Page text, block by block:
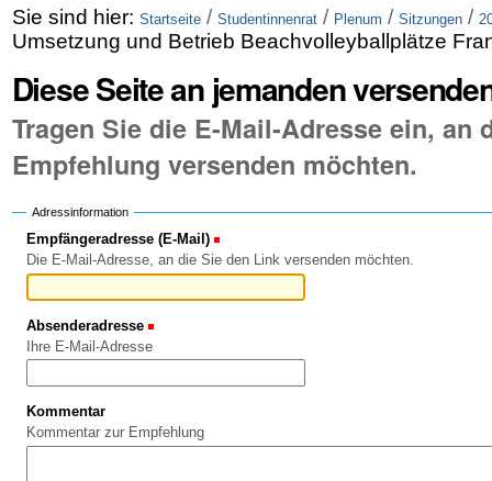
Sie sind hier: Startseite / Studentinnenrat / Plenum / Sitzungen /
Umsetzung und Betrieb Beachvolleyballplätze
Diese Seite an jemanden
Tragen Sie die E-Mail-Adresse ein, an
Empfehlung versenden möchten.
Adressinformation
Empfängeradresse (E-Mail)
Die E-Mail-Adresse, an die Sie den Link versenden möchten.
Absenderadresse
Ihre E-Mail-Adresse
Kommentar
Kommentar zur Empfehlung